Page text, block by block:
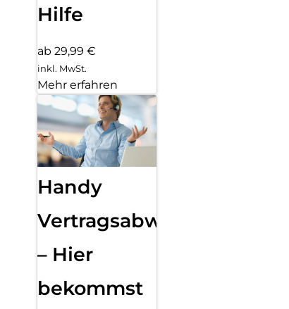
Hilfe
ab 29,99 €
inkl. MwSt.
Mehr erfahren
Handy
Vertragsabwicklung
– Hier
bekommst